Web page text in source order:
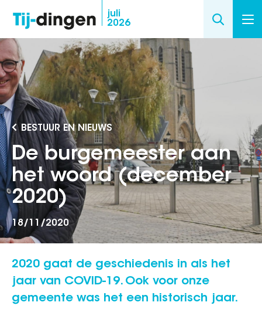
naar
de
inhoud
gaan
juli
2026
BESTUUR EN NIEUWS
De burgemeester aan
het woord (december
2020)
18/11/2020
2020 gaat de geschiedenis in als het
jaar van COVID-19. Ook voor onze
gemeente was het een historisch jaar.